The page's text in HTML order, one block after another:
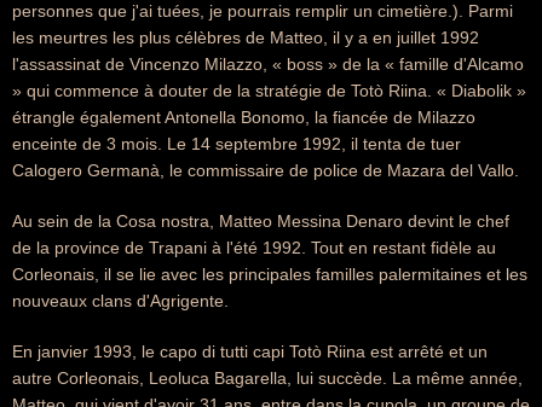
personnes que j'ai tuées, je pourrais remplir un cimetière.). Parmi
les meurtres les plus célèbres de Matteo, il y a en juillet 1992
l'assassinat de Vincenzo Milazzo, « boss » de la « famille d'Alcamo
» qui commence à douter de la stratégie de Totò Riina. « Diabolik »
étrangle également Antonella Bonomo, la fiancée de Milazzo
enceinte de 3 mois. Le 14 septembre 1992, il tenta de tuer
Calogero Germanà, le commissaire de police de Mazara del Vallo.
Au sein de la Cosa nostra, Matteo Messina Denaro devint le chef
de la province de Trapani à l'été 1992. Tout en restant fidèle au
Corleonais, il se lie avec les principales familles palermitaines et les
nouveaux clans d'Agrigente.
En janvier 1993, le capo di tutti capi Totò Riina est arrêté et un
autre Corleonais, Leoluca Bagarella, lui succède. La même année,